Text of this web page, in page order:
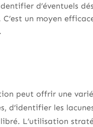
d’éventuels
un moyen
peut offrir une
les
L’utilisation